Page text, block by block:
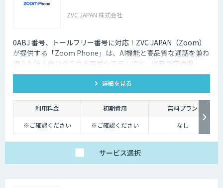
ZVC JAPAN 株式会社
0ABJ 番号、トールフリー番号に対応！ZVC JAPAN（Zoom）
が提供する「Zoom Phone」は、AI機能と高品質な通話を兼ね
備えた法人向けクラウド電話システムです。従来の交換機
（PBX）を必要としないため、導入や運用にかかるコストを大
詳細を見る
利用料金 初期費用
無料プラン
※ご確認ください
※ご確認ください なし
サービス選択